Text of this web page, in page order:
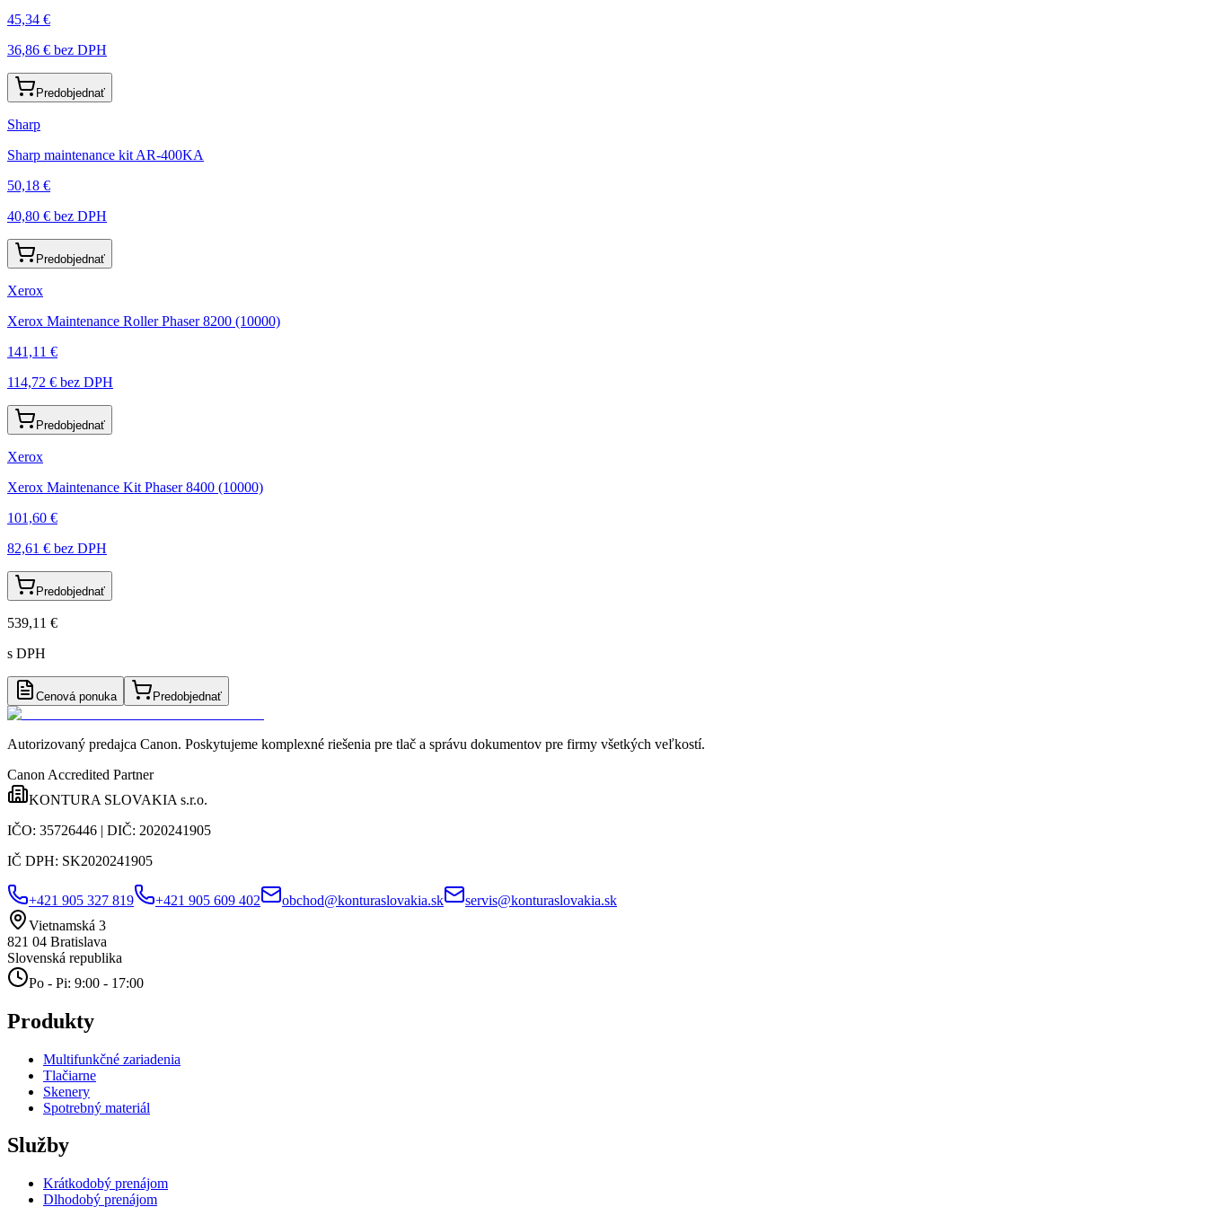
45,34 €
36,86 € bez DPH
Predobjednať
Sharp
Sharp maintenance kit AR-400KA
50,18 €
40,80 € bez DPH
Predobjednať
Xerox
Xerox Maintenance Roller Phaser 8200 (10000)
141,11 €
114,72 € bez DPH
Predobjednať
Xerox
Xerox Maintenance Kit Phaser 8400 (10000)
101,60 €
82,61 € bez DPH
Predobjednať
539,11 €
s DPH
Cenová ponuka Predobjednať
Autorizovaný predajca Canon. Poskytujeme komplexné riešenia pre tlač a správu dokumentov pre firmy všetkých veľkostí.
Canon Accredited Partner
KONTURA SLOVAKIA s.r.o.
IČO: 35726446 | DIČ: 2020241905
IČ DPH: SK2020241905
+421 905 327 819 +421 905 609 402 obchod@konturaslovakia.sk
servis@konturaslovakia.sk
Vietnamská 3
821 04 Bratislava
Slovenská republika
Po - Pi: 9:00 - 17:00
Produkty
Multifunkčné zariadenia
Tlačiarne
Skenery
Spotrebný materiál
Služby
Krátkodobý prenájom
Dlhodobý prenájom